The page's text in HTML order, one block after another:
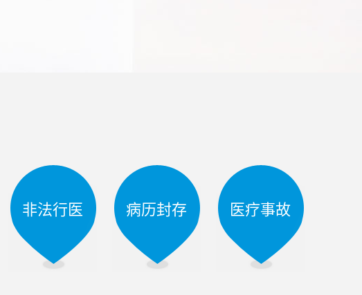
非法行医 病历封存 医疗事故